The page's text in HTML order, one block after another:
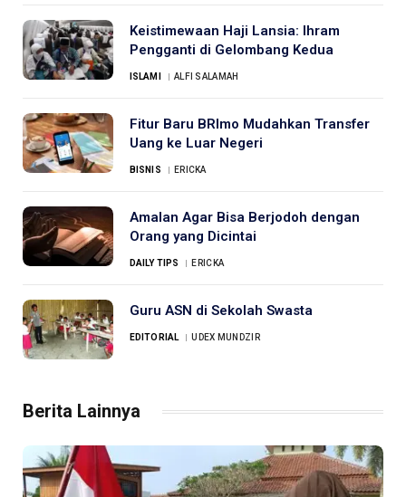
Keistimewaan Haji Lansia: Ihram
Pengganti di Gelombang Kedua
ISLAMI ALFI SALAMAH
Fitur Baru BRImo Mudahkan Transfer
Uang ke Luar Negeri
BISNIS ERICKA
Amalan Agar Bisa Berjodoh dengan
Orang yang Dicintai
DAILY TIPS ERICKA
Guru ASN di Sekolah Swasta
EDITORIAL UDEX MUNDZIR
Berita Lainnya